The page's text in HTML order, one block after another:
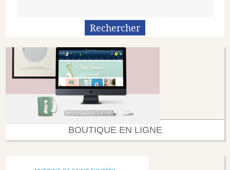
BOUTIQUE EN LIGNE